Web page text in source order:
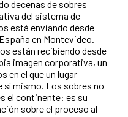
decenas de sobres
del sistema de
está enviando desde
en Montevideo.
están recibiendo desde
imagen corporativa, un
en el que un lugar
sí mismo. Los sobres no
el continente: es su
sobre el proceso al